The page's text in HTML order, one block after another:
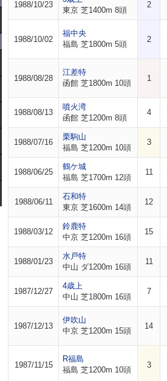
1988/10/23
東京 芝1400m 8頭
2
1988/10/02
福中央
福島 芝1800m 5頭
2
1988/08/28
江差特
函館 芝1800m 10頭
1
1988/08/13
噴火湾
函館 芝1200m 8頭
4
1988/07/16
栗駒山
福島 芝1200m 10頭
3
1988/06/25
鶴ケ城
福島 芝1700m 12頭
11
1988/06/11
石和特
東京 芝1600m 14頭
12
1988/03/12
鈴鹿特
中京 芝1200m 16頭
15
1988/01/23
水戸特
中山 ダ1200m 16頭
11
1987/12/27
4歳上
中山 芝1800m 16頭
7
1987/12/13
伊吹山
中京 芝1200m 15頭
14
1987/11/15
R福島
福島 芝1200m 10頭
3